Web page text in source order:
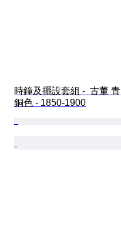
時鐘及擺設套組 -  古董 青
銅色 - 1850-1900